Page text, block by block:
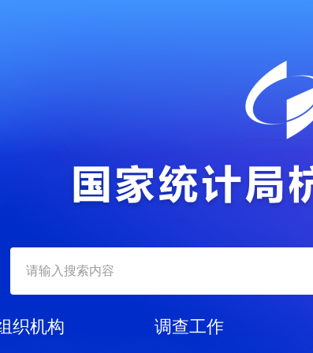
织机构 调查工作